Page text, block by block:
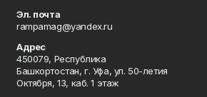
Эл. почта
rampamag@yandex.ru
Адрес
450079, Республика
Башкортостан, г. Уфа, ул. 50-летия
Октября, 13, каб. 1 этаж